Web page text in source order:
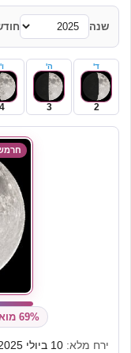
שנה
ד'
2
ה'
3
ו'
4
69% מואר
ירח מלא: